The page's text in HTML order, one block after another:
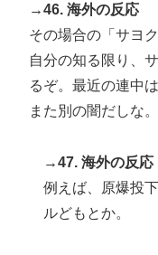
→46. 海外の反応
その場合の「サヨ
自分の知る限り、
るぞ。最近の連中
また別の闇だしな。
→47. 海外の反応
例えば、原爆投
ルどもとか。